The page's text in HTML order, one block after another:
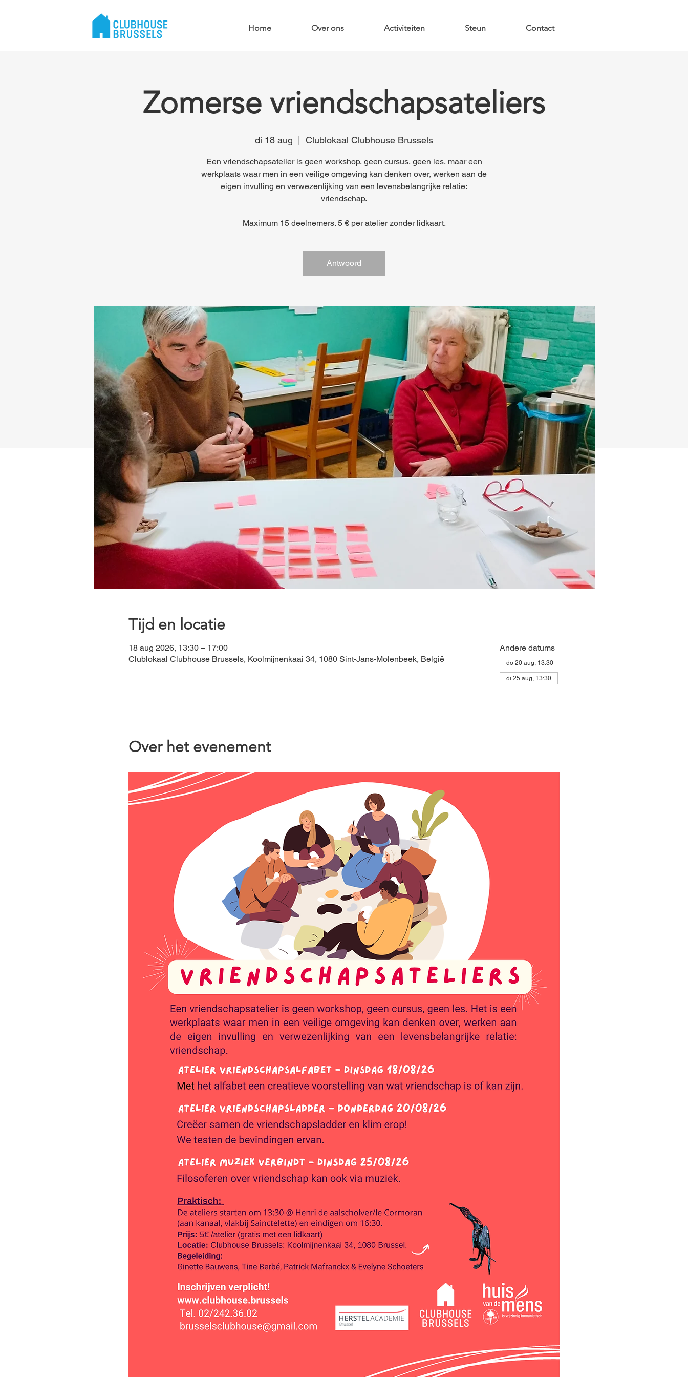
Home Over ons Activiteiten Steun Contact
Zomerse vriendschapsateliers
di 18 aug Clublokaal Clubhouse Brussels
Een vriendschapsatelier is geen workshop, geen cursus, geen les, maar een
werkplaats waar men in een veilige omgeving kan denken over, werken aan de
eigen invulling en verwezenlijking van een levensbelangrijke relatie:
vriendschap.
Maximum 15 deelnemers. 5 € per atelier zonder lidkaart.
Antwoord
Tijd en locatie
18 aug 2026, 13:30 – 17:00
Clublokaal Clubhouse Brussels, Koolmijnenkaai 34, 1080 Sint-Jans-Molenbeek, België
Andere datums
do 20 aug, 13:30
di 25 aug, 13:30
Over het evenement